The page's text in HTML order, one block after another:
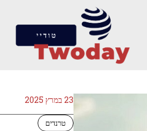
23 במרץ 2025
טרנדים